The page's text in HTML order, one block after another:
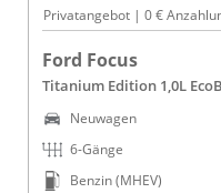
Privatangebot | 0 €
Ford Focus
Titanium Edition 1,0L
Neuwagen
6-Gänge
Benzin (MHEV)